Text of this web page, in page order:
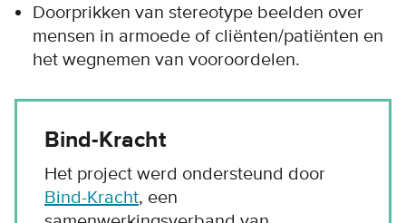
Doorprikken van stereotype beelden over
mensen in armoede of cliënten/patiënten en
het wegnemen van vooroordelen.
Bind-Kracht
Het project werd ondersteund door
Bind-Kracht, een